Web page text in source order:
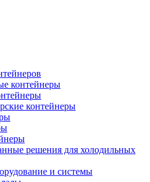
контейнеры
контейнеры
решения для холодильных
и системы